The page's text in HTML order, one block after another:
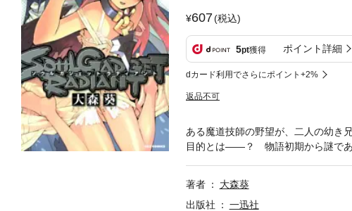
607(税込)
5pt獲得 ポイント詳細
dカード利用でさらにポイント+2%
返品不可
ある魔道技師の野望が、二人の幼き
目的とは――？ 物語初期から謎であ
著者
大森葵
出版社
一迅社